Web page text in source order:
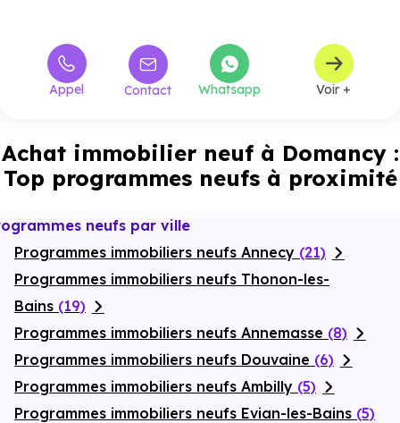
Appel Contact Whatsapp Voir +
Achat immobilier neuf à Domancy :
Top programmes neufs à proximité
neufs par ville
Programmes immobiliers neufs Annecy (21)
Programmes immobiliers neufs Thonon-les-
Bains (19)
Programmes immobiliers neufs Annemasse (8)
Programmes immobiliers neufs Douvaine (6)
Programmes immobiliers neufs Ambilly (5)
Programmes immobiliers neufs Evian-les-Bains (5)